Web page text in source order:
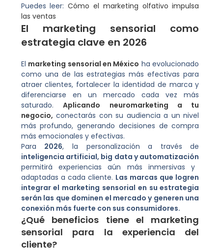
Puedes leer:Cómo el marketing olfativo impulsa
las ventas
El marketing sensorial como
estrategia clave en 2026
El marketing sensorial en México ha evolucionado
como una de las estrategias más efectivas para
atraer clientes, fortalecer la identidad de marca y
diferenciarse en un mercado cada vez más
saturado.Aplicando neuromarketing a tu
negocio, conectarás con su audiencia a un nivel
más profundo, generando decisiones de compra
más emocionales y efectivas.
Para 2026, la personalización a través de
inteligencia artificial, big data y automatización
permitirá experiencias aún más inmersivas y
adaptadas a cada cliente. Las marcas que logren
integrar el marketing sensorial en su estrategia
serán las que dominen el mercado y generen una
conexión más fuerte con sus consumidores.
¿Qué beneficios tiene el marketing
sensorial para la experiencia del
cliente?